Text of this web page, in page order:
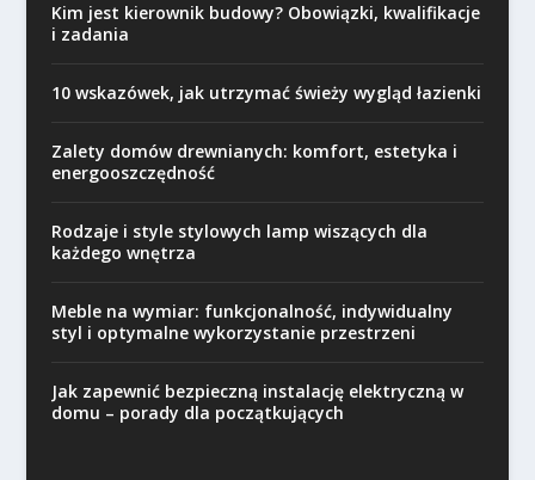
Kim jest kierownik budowy? Obowiązki, kwalifikacje
i zadania
10 wskazówek, jak utrzymać świeży wygląd łazienki
Zalety domów drewnianych: komfort, estetyka i
energooszczędność
Rodzaje i style stylowych lamp wiszących dla
każdego wnętrza
Meble na wymiar: funkcjonalność, indywidualny
styl i optymalne wykorzystanie przestrzeni
Jak zapewnić bezpieczną instalację elektryczną w
domu – porady dla początkujących